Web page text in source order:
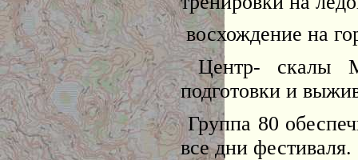
восхождение на
Центр- скалы
подготовки и
Группа 80
все дни фестиваля.